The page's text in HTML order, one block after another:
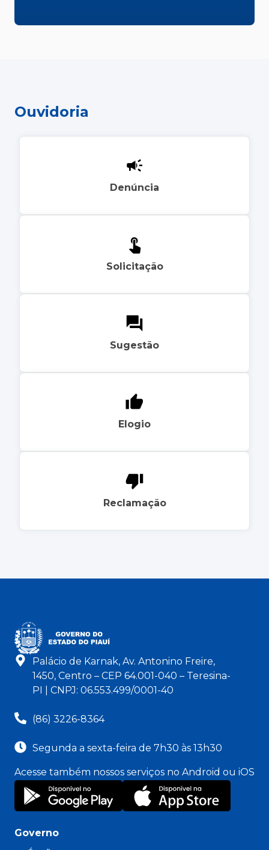
Ouvidoria
Denúncia
Solicitação
Sugestão
Elogio
Reclamação
Palácio de Karnak, Av. Antonino Freire,
1450, Centro – CEP 64.001-040 – Teresina-
PI | CNPJ: 06.553.499/0001-40
(86) 3226-8364
Segunda a sexta-feira de 7h30 às 13h30
Acesse também nossos serviços no Android ou iOS
Governo